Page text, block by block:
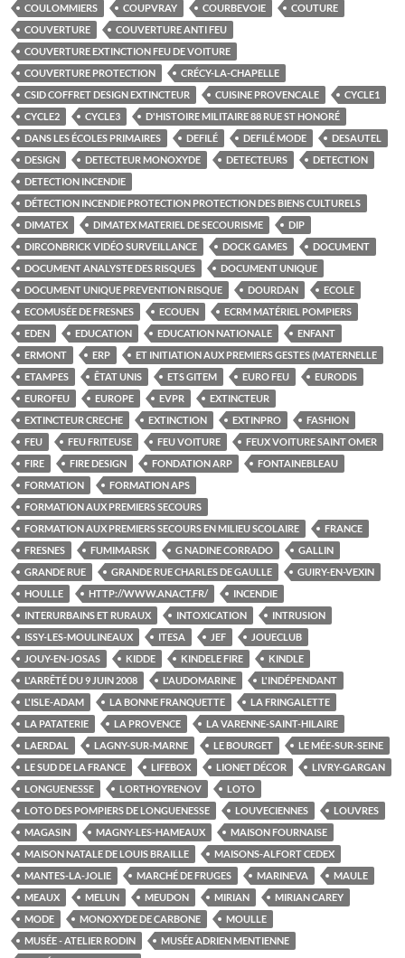
COULOMMIERS
COUPVRAY COURBEVOIE
COUTURE
COUVERTURE
COUVERTURE ANTI FEU
COUVERTURE EXTINCTION FEU DE VOITURE
COUVERTURE PROTECTION
CRÉCY-LA-CHAPELLE
CSID COFFRET DESIGN EXTINCTEUR
CUISINE PROVENCALE
CYCLE1
CYCLE2
CYCLE3
D'HISTOIRE MILITAIRE 88 RUE ST HONORÉ
DANS LES ÉCOLES PRIMAIRES
DEFILÉ DEFILÉ MODE
DESAUTEL
DESIGN
DETECTEUR MONOXYDE DETECTEURS
DETECTION
DETECTION INCENDIE
DÉTECTION INCENDIE PROTECTION PROTECTION DES BIENS CULTURELS
DIMATEX
DIMATEX MATERIEL DE SECOURISME
DIP
DIRCONBRICK VIDÉO SURVEILLANCE
DOCK GAMES
DOCUMENT
DOCUMENT ANALYSTE DES RISQUES
DOCUMENT UNIQUE
DOCUMENT UNIQUE PREVENTION RISQUE
DOURDAN
ECOLE
ECOMUSÉE DE FRESNES
ECOUEN
ECRM MATÉRIEL POMPIERS
EDEN
EDUCATION EDUCATION NATIONALE
ENFANT
ERMONT
ERP
ET INITIATION AUX PREMIERS GESTES (MATERNELLE
ETAMPES
ÊTAT UNIS ETS GITEM EURO FEU
EURODIS
EUROFEU
EUROPE EVPR
EXTINCTEUR
EXTINCTEUR CRECHE
EXTINCTION EXTINPRO
FASHION
FEU
FEU FRITEUSE FEU VOITURE
FEUX VOITURE SAINT OMER
FIRE
FIRE DESIGN FONDATION ARP
FONTAINEBLEAU
FORMATION
FORMATION APS
FORMATION AUX PREMIERS SECOURS
FORMATION AUX PREMIERS SECOURS EN MILIEU SCOLAIRE
FRANCE
FRESNES
FUMIMARSK G NADINE CORRADO
GALLIN
GRANDE RUE
GRANDE RUE CHARLES DE GAULLE
GUIRY-EN-VEXIN
HOULLE
HTTP://WWW.ANACT.FR/
INCENDIE
INTERURBAINS ET RURAUX
INTOXICATION
INTRUSION
ISSY-LES-MOULINEAUX
ITESA JEF
JOUECLUB
JOUY-EN-JOSAS
KIDDE KINDELE FIRE
KINDLE
L'ARRÊTÉ DU 9 JUIN 2008
L'AUDOMARINE
L'INDÉPENDANT
L'ISLE-ADAM
LA BONNE FRANQUETTE
LA FRINGALETTE
LA PATATERIE
LA PROVENCE
LA VARENNE-SAINT-HILAIRE
LAERDAL
LAGNY-SUR-MARNE LE BOURGET
LE MÉE-SUR-SEINE
LE SUD DE LA FRANCE
LIFEBOX LIONET DÉCOR
LIVRY-GARGAN
LONGUENESSE
LORTHOYRENOV
LOTO
LOTO DES POMPIERS DE LONGUENESSE
LOUVECIENNES
LOUVRES
MAGASIN
MAGNY-LES-HAMEAUX
MAISON FOURNAISE
MAISON NATALE DE LOUIS BRAILLE
MAISONS-ALFORT CEDEX
MANTES-LA-JOLIE
MARCHÉ DE FRUGES MARINEVA
MAULE
MEAUX
MELUN MEUDON MIRIAN
MIRIAN CAREY
MODE
MONOXYDE DE CARBONE
MOULLE
MUSÉE - ATELIER RODIN
MUSÉE ADRIEN MENTIENNE